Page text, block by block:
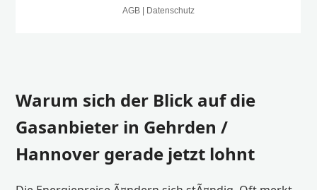
Warum sich der Blick auf die
Gasanbieter in Gehrden /
Hannover gerade jetzt lohnt